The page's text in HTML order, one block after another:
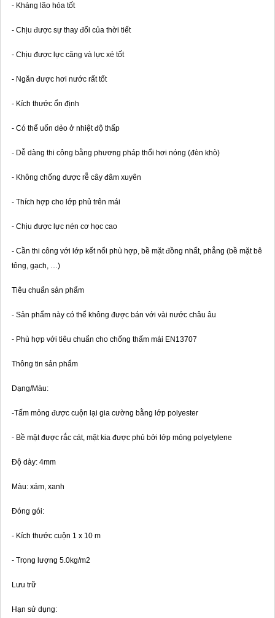
- Kháng lão hóa tốt
- Chịu được sự thay đổi của thời tiết
- Chịu được lực căng và lực xé tốt
- Ngăn được hơi nước rất tốt
- Kích thước ổn định
- Có thể uốn dẻo ở nhiệt độ thấp
- Dễ dàng thi công bằng phương pháp thổi hơi nóng (đèn khò)
- Không chống được rễ cây đâm xuyên
- Thích hợp cho lớp phủ trên mái
- Chịu được lực nén cơ học cao
- Cần thi công với lớp kết nối phù hợp, bề mặt đồng nhất, phẳng (bề mặt bê
tông, gạch, …)
Tiêu chuẩn sản phẩm
- Sản phẩm này có thể không được bán với vài nước châu âu
- Phù hợp với tiêu chuẩn cho chống thấm mái EN13707
Thông tin sản phẩm
Dạng/Màu:
-Tấm mỏng được cuộn lại gia cường bằng lớp polyester
- Bề mặt được rắc cát, mặt kia được phủ bởi lớp mỏng polyetylene
Độ dày: 4mm
Màu: xám, xanh
Đóng gói:
- Kích thước cuộn 1 x 10 m
- Trọng lượng 5.0kg/m2
Lưu trữ
Hạn sử dụng: